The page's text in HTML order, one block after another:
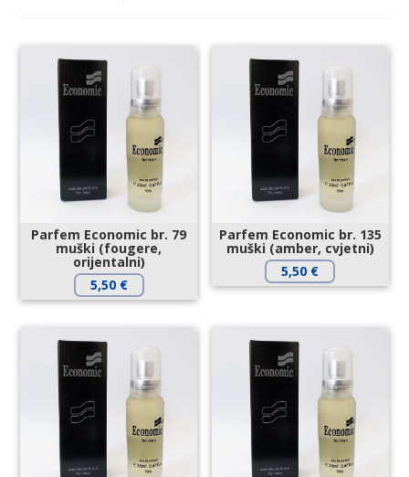
Parfem Economic br. 79
muški (fougere,
orijentalni)
5,50 €
Parfem Economic br. 135
muški (amber, cvjetni)
5,50 €